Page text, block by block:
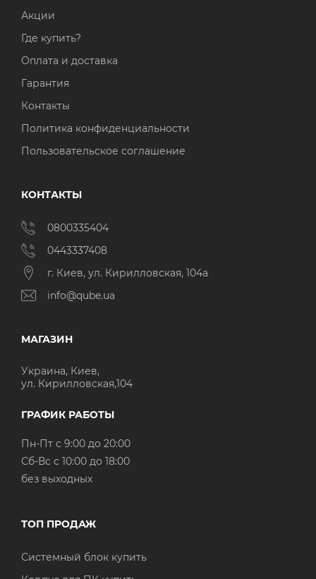
Акции
Где купить?
Оплата и доставка
Гарантия
Контакты
Политика конфиденциальности
Пользовательское соглашение
КОНТАКТЫ
0800335404
0443337408
г. Киев, ул. Кирилловская, 104а
info@qube.ua
МАГАЗИН
Украина, Киев,
ул. Кирилловская,104
ГРАФИК РАБОТЫ
Пн-Пт с 9:00 до 20:00
Cб-Вс с 10:00 до 18:00
без выходных
ТОП ПРОДАЖ
Системный блок купить